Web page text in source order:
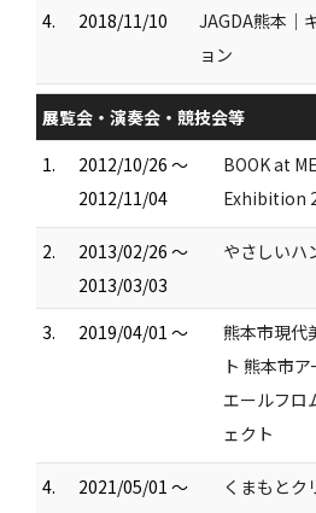
4. 2018/11/10
JAGDA熊本｜
ョン
展覧会・演奏会・競技会等
1.
2012/10/26 ～
2012/11/04
BOOK at
Exhibition
2.
2013/02/26 ～
2013/03/03
やさしいハ
3. 2019/04/01 ～
熊本市現代
ト 熊本市
エールフロ
ェクト
4.
2021/05/01 ～
くまもとク